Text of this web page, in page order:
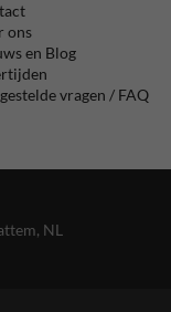
ons
en Blog
vragen / FAQ
NL